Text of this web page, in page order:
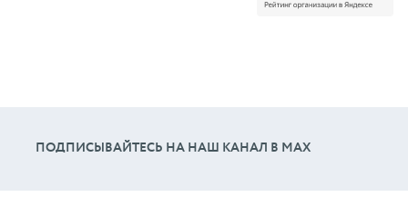
ПОДПИСЫВАЙТЕСЬ НА НАШ КАНАЛ В МАХ